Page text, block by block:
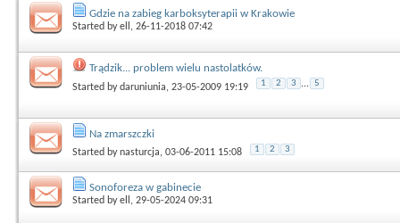
Gdzie na zabieg karboksyterapii w Krakowie
Started byell , 26-11-2018 07:42
Trądzik... problem wielu nastolatków.
Started bydaruniunia, 23-05-2009 19:19 1 2 3 ... 5
Na zmarszczki
Started bynasturcja, 03-06-2011 15:08 1 2 3
Sonoforeza w gabinecie
Started byell, 29-05-2024 09:31